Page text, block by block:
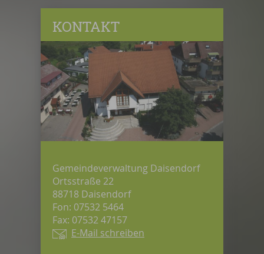
KONTAKT
Gemeindeverwaltung Daisendorf
Ortsstraße 22
88718 Daisendorf
Fon: 07532 5464
Fax: 07532 47157
E-Mail schreiben